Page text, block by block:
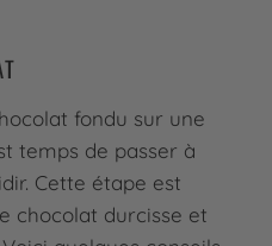
fondu sur une
temps de passer à
Cette étape est
chocolat durcisse et